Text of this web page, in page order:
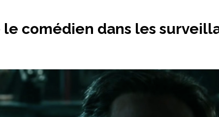
le comédien dans les